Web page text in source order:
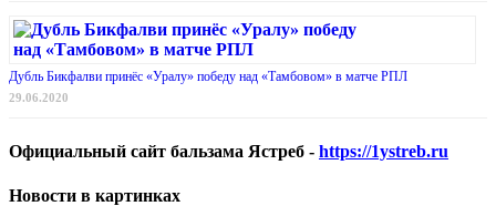
Дубль Бикфалви принёс «Уралу» победу над «Тамбовом» в матче РПЛ
29.06.2020
Официальный сайт бальзама Ястреб - https://1ystreb.ru
Новости в картинках